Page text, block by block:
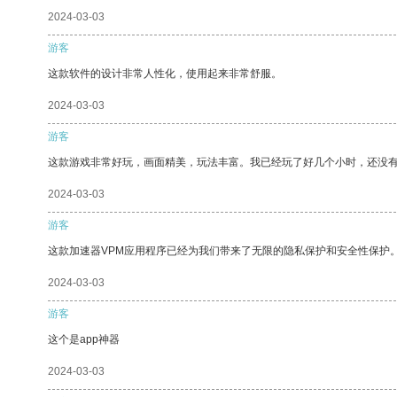
2024-03-03
游客
这款软件的设计非常人性化，使用起来非常舒服。
2024-03-03
游客
这款游戏非常好玩，画面精美，玩法丰富。我已经玩了好几个小时，还没有
2024-03-03
游客
这款加速器VPM应用程序已经为我们带来了无限的隐私保护和安全性保护。
2024-03-03
游客
这个是app神器
2024-03-03